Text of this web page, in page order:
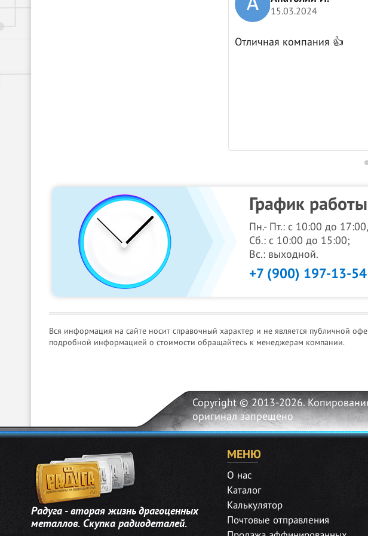
15.03.2024
Отличная компания 👍
График
Пн.- Пт.: с 10:00 до
Сб.: с 10:00 до 15:00;
Вс.: выходной.
+7 (900) 197-13-54
Вся информация на сайте носит справочный характер и не является публичной
подробной информацией о стоимости обращайтесь к менеджерам компании.
Copyright © 2013-2026.
оригинал запрещено
Радуга - вторая жизнь драгоценных
металлов. Скупка радиодеталей.
МЕНЮ
О нас
Каталог
Калькулятор
Почтовые отправления